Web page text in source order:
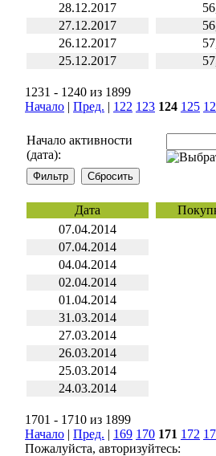
28.12.2017
27.12.2017
26.12.2017
25.12.2017
1231 - 1240 из 1899
Начало | Пред. | 122 123 124 125
Начало активности
(дата):
Дата
07.04.2014
07.04.2014
04.04.2014
02.04.2014
01.04.2014
31.03.2014
27.03.2014
26.03.2014
25.03.2014
24.03.2014
1701 - 1710 из 1899
Начало | Пред. | 169 170 171 172
Пожалуйста, авторизуйтесь: